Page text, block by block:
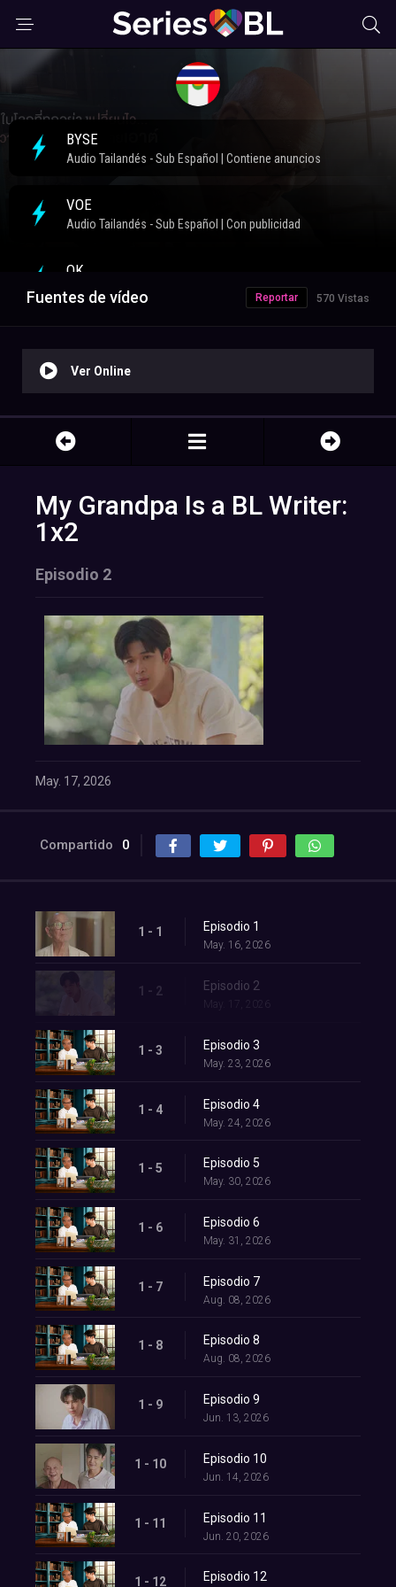
Fuentes de vídeo 570 Vistas
Reportar
Ver Online
My Grandpa Is a BL Writer:
1x2
Episodio 2
May. 17, 2026
Compartido 0
1 - 1 Episodio 1
May. 16, 2026
1 - 2 Episodio 2
May. 17, 2026
1 - 3 Episodio 3
May. 23, 2026
1 - 4 Episodio 4
May. 24, 2026
1 - 5 Episodio 5
May. 30, 2026
1 - 6 Episodio 6
May. 31, 2026
1 - 7 Episodio 7
Aug. 08, 2026
1 - 8 Episodio 8
Aug. 08, 2026
1 - 9 Episodio 9
Jun. 13, 2026
1 - 10 Episodio 10
Jun. 14, 2026
1 - 11 Episodio 11
Jun. 20, 2026
1 - 12 Episodio 12